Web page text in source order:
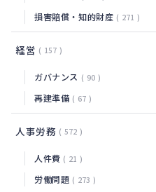
損害賠償・知的財産 271
経営 157
ガバナンス 90
再建準備 67
人事労務 572
人件費 21
労働問題 273